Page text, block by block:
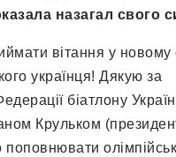
назагал свого
вітання у новому
українця! Дякую за
біатлону
Крульком